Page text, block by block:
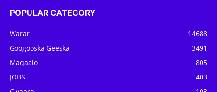
POPULAR CATEGORY
Warar
14688
Googooska Geeska
3491
Maqaalo
805
JOBS
403